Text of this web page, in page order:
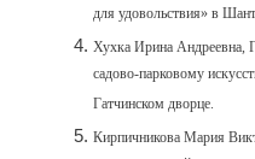
для удовольствия» в
Хухка Ирина Андреевна,
садово-парковому
Гатчинском дворце.
Кирпичникова Мария